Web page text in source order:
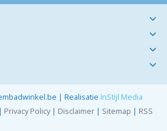
| Realisatie InStijl Media
| Privacy Policy| Disclaimer | Sitemap | RSS